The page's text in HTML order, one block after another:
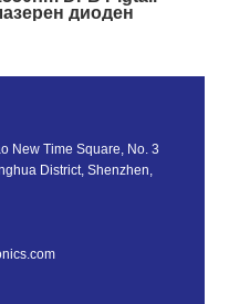
диоден
New Time Square, No. 3
District, Shenzhen,